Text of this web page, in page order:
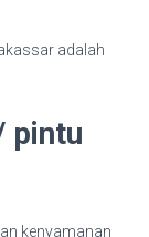
adalah
pintu
kenyamanan